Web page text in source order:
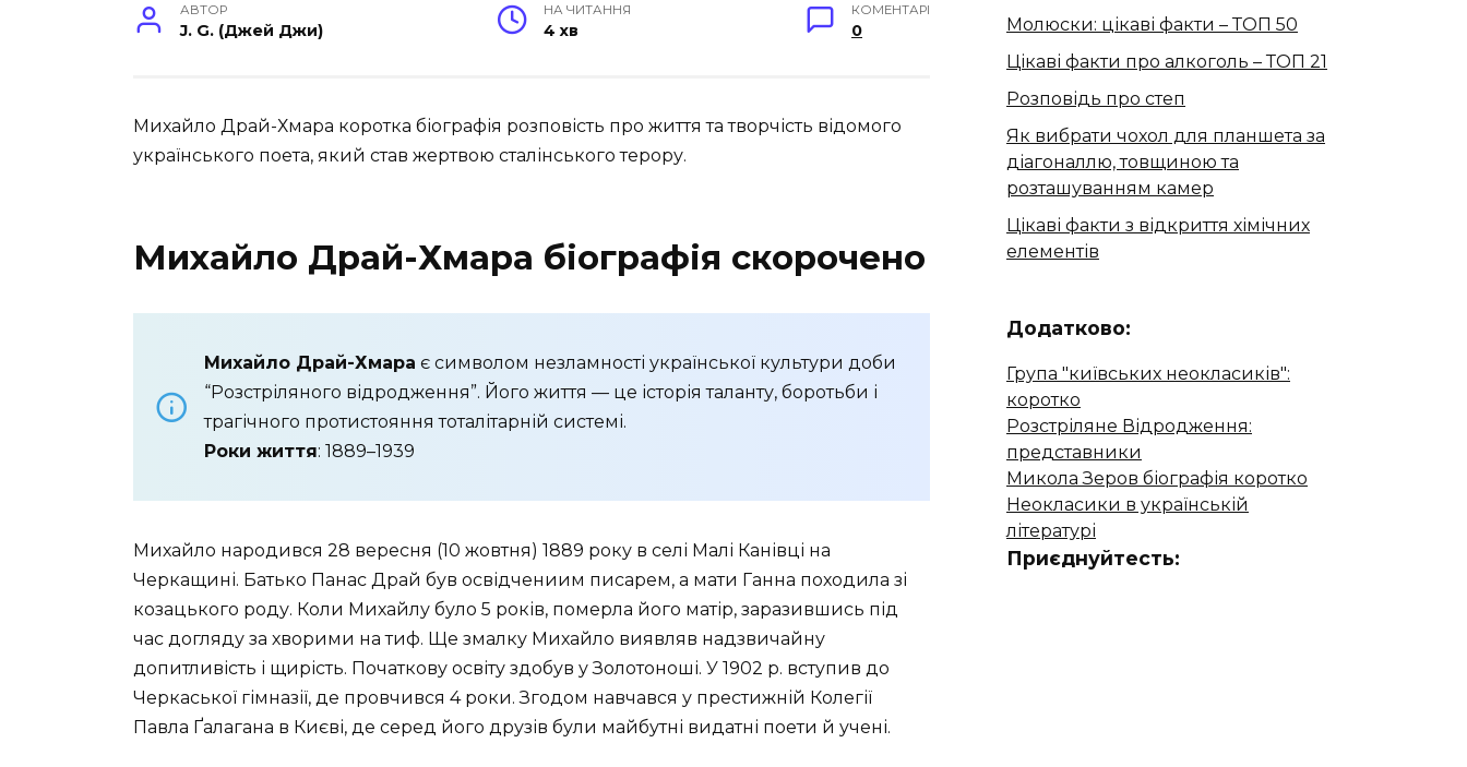
АВТОР
J. G. (Джей Джи)
НА ЧИТАННЯ
4 хв
КОМЕНТАРІ
0
Михайло Драй-Хмара коротка біографія розповість про життя та творчість відомого
українського поета, який став жертвою сталінського терору.
Михайло Драй-Хмара біографія скорочено
Михайло Драй-Хмара є символом незламності української культури доби
“Розстріляного відродження”. Його життя — це історія таланту, боротьби і
трагічного протистояння тоталітарній системі.
Роки життя: 1889–1939
Михайло народився 28 вересня (10 жовтня) 1889 року в селі Малі Канівці на
Черкащині. Батько Панас Драй був освідчениим писарем, а мати Ганна походила зі
козацького роду. Коли Михайлу було 5 років, померла його матір, заразившись під
час догляду за хворими на тиф. Ще змалку Михайло виявляв надзвичайну
допитливість і щирість. Початкову освіту здобув у Золотоноші. У 1902 р. вступив до
Черкаської гімназії, де провчився 4 роки. Згодом навчався у престижній Колегії
Павла Ґалагана в Києві, де серед його друзів були майбутні видатні поети й учені.
Молюски: цікаві факти – ТОП 50
Цікаві факти про алкоголь – ТОП 21
Розповідь про степ
Як вибрати чохол для планшета за
діагоналлю, товщиною та
розташуванням камер
Цікаві факти з відкриття хімічних
елементів
Додатково:
Група "київських неокласиків":
коротко
Розстріляне Відродження:
представники
Микола Зеров біографія коротко
Неокласики в українській
літературі
Приєднуйтесть: